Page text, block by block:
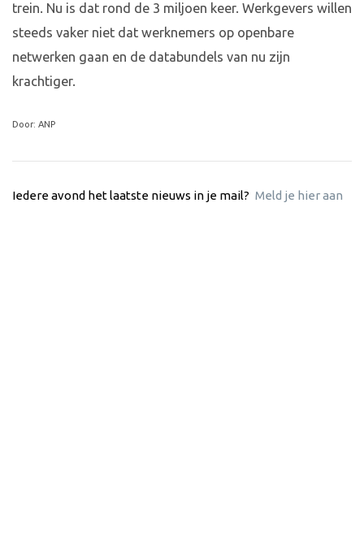
trein. Nu is dat rond de 3 miljoen keer. Werkgevers willen
steeds vaker niet dat werknemers op openbare
netwerken gaan en de databundels van nu zijn
krachtiger.
Door: ANP
Iedere avond het laatste nieuws in je mail? Meld je hier aan